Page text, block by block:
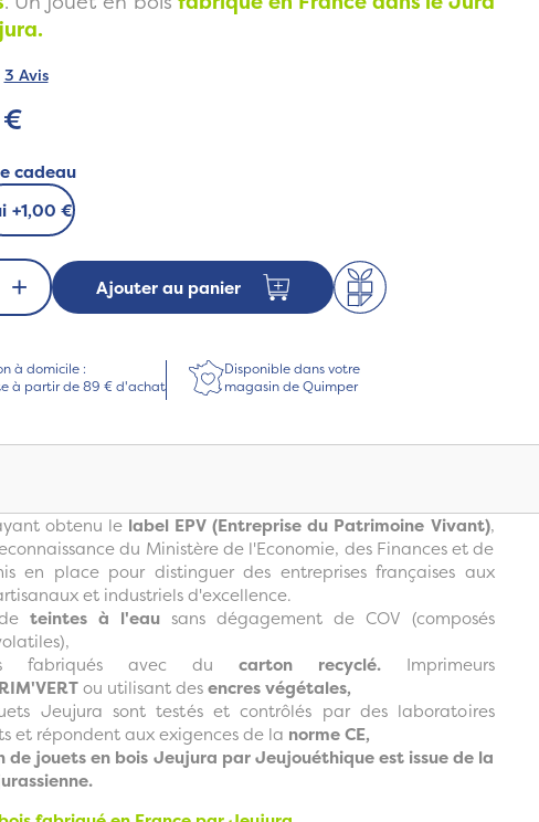
3 Avis
cadeau
+1,00 €
+ Ajouter au panier
à domicile :
à partir de 89 € d'achat
Disponible dans votre
magasin de Quimper
obtenu le label EPV (Entreprise du Patrimoine Vivant),
du Ministère de l'Economie, des Finances et de
en place pour distinguer des entreprises françaises aux
et industriels d'excellence.
teintes à l'eausans dégagement de COV (composés
fabriqués avec du carton recyclé.Imprimeurs
ou utilisant desencres végétales,
Jeujura sont testés et contrôlés par des laboratoires
et répondent aux exigences de la norme CE,
de jouets en bois Jeujura par Jeujouéthique est issue de la